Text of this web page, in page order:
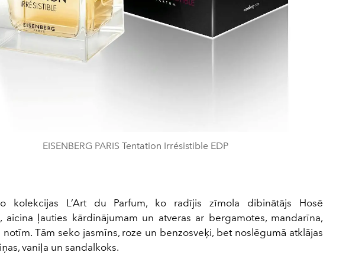
EISENBERG PARIS Tentation Irrésistible EDP
kolekcijas L’Art du Parfum, ko radījis zīmola dibinātājs Hosē
aicina ļauties kārdinājumam un atveras ar bergamotes, mandarīna,
Tām seko jasmīns, roze un benzosveķi, bet noslēgumā atklājas
vaniļa un sandalkoks.